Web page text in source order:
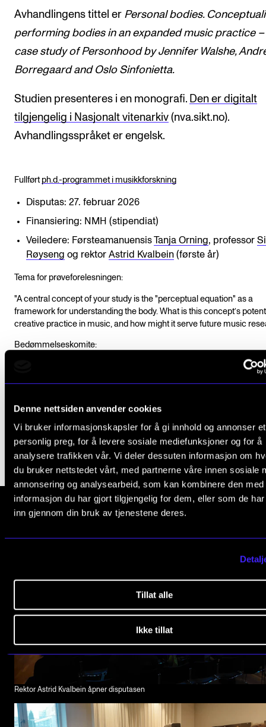
Denne nettsiden anvender cookies
Vi bruker informasjonskapsler for å gi innhold og annonser et
personlig preg, for å levere sosiale mediefunksjoner og for å
analysere trafikken vår. Vi deler dessuten informasjon om
du bruker nettstedet vårt, med partnerne våre innen sosiale
annonsering og analysearbeid, som kan kombinere den med
informasjon du har gjort tilgjengelig for dem, eller som de
inn gjennom din bruk av tjenestene deres.
Tillat alle
Ikke tillat
Avhandlingens tittel er Personal bodies.
performing bodies in an expanded music practice –
case study of Personhood by Jennifer Walshe,
Borregaard and Oslo Sinfonietta.
Studien presenteres i en monografi. Den er digitalt
tilgjengelig i Nasjonalt vitenarkiv (nva.sikt.no).
Avhandlingsspråket er engelsk.
Fullført ph.d.-programmet i musikkforskning
Disputas: 27. februar 2026
Finansiering: NMH (stipendiat)
Veiledere: FørsteamanuensisTanja Orning, professor
Røyseng og rektor Astrid Kvalbein(første år)
Tema for prøveforelesningen:
"A central concept of your study is the "perceptual equation" as a
framework for understanding the body. What is this concept’s
creative practice in music, and how might it serve future music
Bedømmelseskomite:
DrAnna Pakes, University of Roehampton
DrJoseph Browning, Universiy of London
Disputasleder: Rektor Astrid Kvalbein
Rektor Astrid Kvalbein åpner disputasen